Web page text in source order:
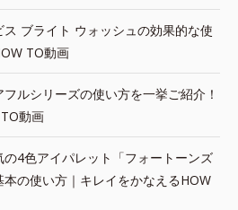
ス ブライト ウォッシュの効果的な使
TO動画
フルシリーズの使い方を一挙ご紹介！
動画
の4色アイパレット「フォートーンズ
の使い方｜キレイをかなえるHOW